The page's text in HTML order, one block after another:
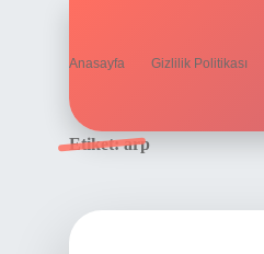
Anasayfa Gizlilik Politikası
Etiket:arp